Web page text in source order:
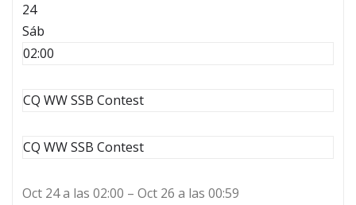
24
Sáb
02:00
CQ WW SSB Contest
CQ WW SSB Contest
Oct 24 a las 02:00 – Oct 26 a las 00:59